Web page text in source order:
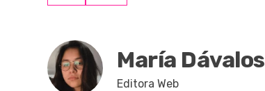
María Dávalos
Editora Web